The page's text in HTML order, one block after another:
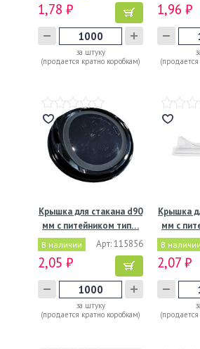
1,78 ₽
за штуку
(продается кратно коробкам)
1,96 ₽
Крышка для стакана d90
мм с питейником тип…
В наличии Арт: 115856
2,05 ₽
за штуку
(продается кратно коробкам)
Крышка
мм с
В наличии
2,07 ₽